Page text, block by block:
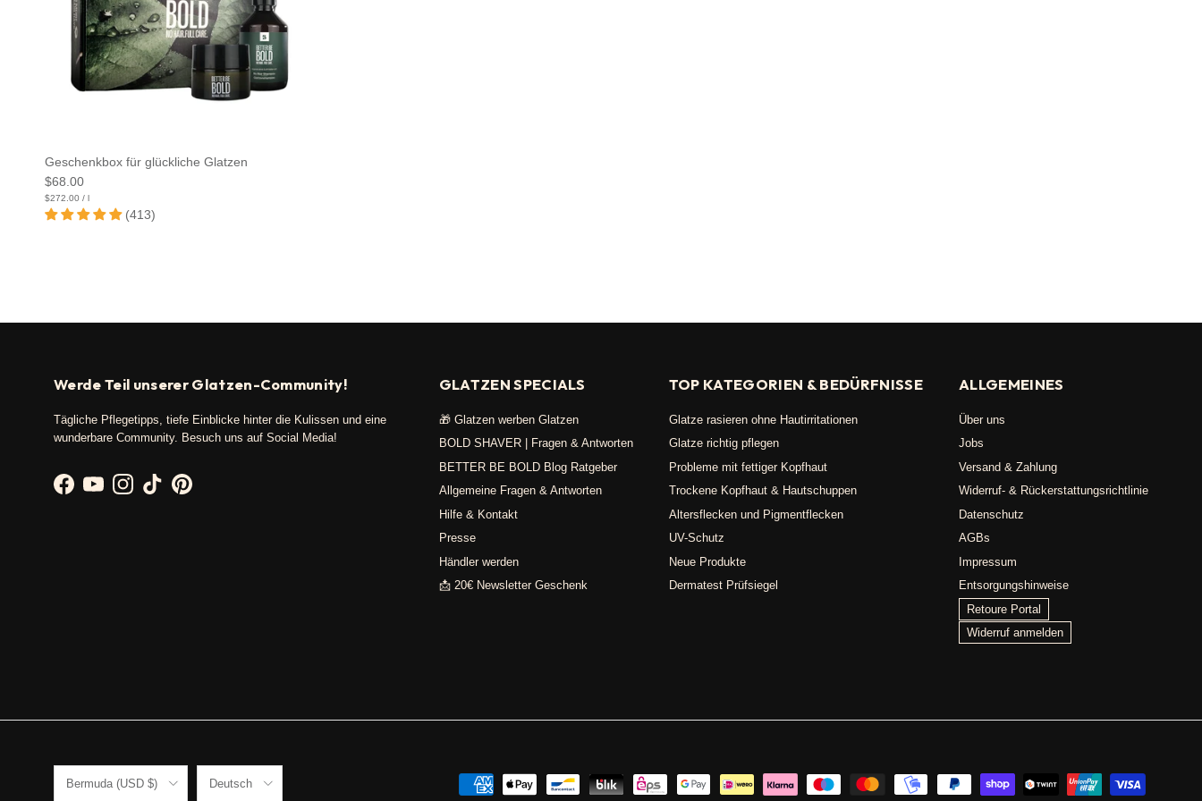
Geschenkbox für glückliche Glatzen
$68.00
Grundpreis
$272.00 / l
(413)
Werde Teil unserer Glatzen-Community!
Tägliche Pflegetipps, tiefe Einblicke hinter die Kulissen und eine
wunderbare Community. Besuch uns auf Social Media!
FacebookYouTubeInstagram
TikTokPinterest
GLATZEN SPECIALS
🎁 Glatzen werben Glatzen
BOLD SHAVER | Fragen & Antworten
BETTER BE BOLD Blog Ratgeber
Allgemeine Fragen & Antworten
Hilfe & Kontakt
Presse
Händler werden
📩 20€ Newsletter Geschenk
TOP KATEGORIEN & BEDÜRFNISSE
Glatze rasieren ohne Hautirritationen
Glatze richtig pflegen
Probleme mit fettiger Kopfhaut
Trockene Kopfhaut & Hautschuppen
Altersflecken und Pigmentflecken
UV-Schutz
Neue Produkte
Dermatest Prüfsiegel
ALLGEMEINES
Über uns
Jobs
Versand & Zahlung
Widerruf- & Rückerstattungsrichtlinie
Datenschutz
AGBs
Impressum
Entsorgungshinweise
Retoure Portal
Widerruf anmelden
Bermuda (USD $) Deutsch